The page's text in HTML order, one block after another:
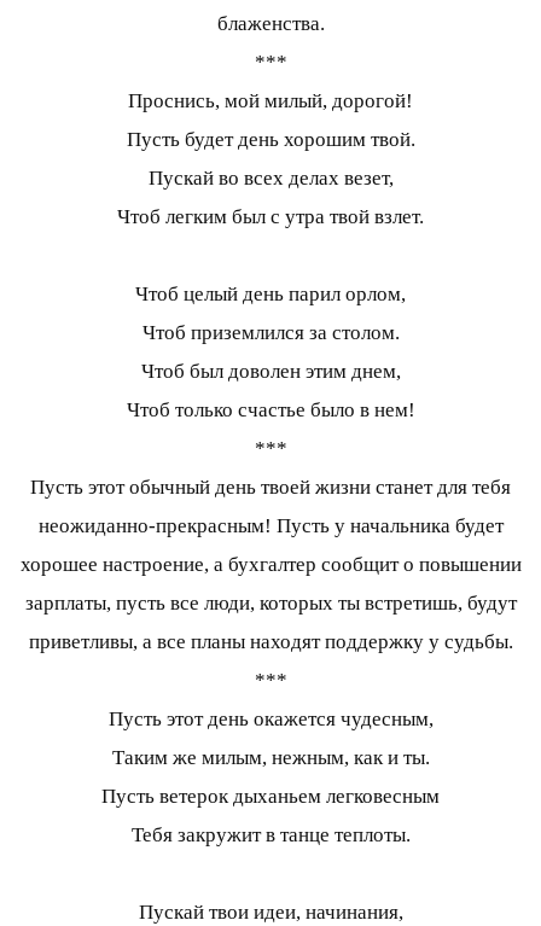
блаженства.
***
Проснись, мой милый, дорогой!
Пусть будет день хорошим твой.
Пускай во всех делах везет,
Чтоб легким был с утра твой взлет.
Чтоб целый день парил орлом,
Чтоб приземлился за столом.
Чтоб был доволен этим днем,
Чтоб только счастье было в нем!
***
Пусть этот обычный день твоей жизни станет для тебя
неожиданно-прекрасным! Пусть у начальника будет
хорошее настроение, а бухгалтер сообщит о повышении
зарплаты, пусть все люди, которых ты встретишь, будут
приветливы, а все планы находят поддержку у судьбы.
***
Пусть этот день окажется чудесным,
Таким же милым, нежным, как и ты.
Пусть ветерок дыханьем легковесным
Тебя закружит в танце теплоты.
Пускай твои идеи, начинания,